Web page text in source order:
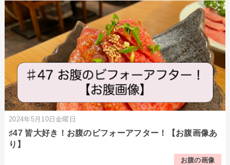
2024年5月10日金曜日
♯47 皆大好き！お腹のビフォーアフター！【お腹画像あ
り】
お腹の画像